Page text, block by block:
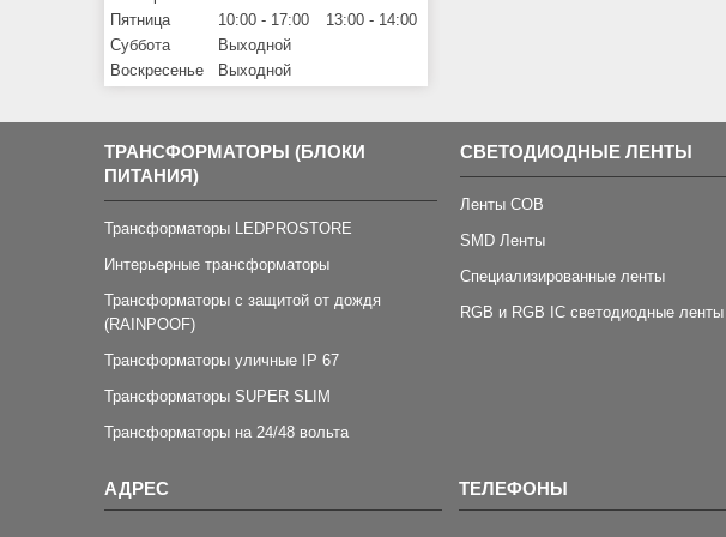
Пятница
10:00 17:00 13:00
14:00
Суббота
Выходной
Воскресенье
Выходной
ТРАНСФОРМАТОРЫ (БЛОКИ
ПИТАНИЯ)
Трансформаторы LEDPROSTORE
Интерьерные трансформаторы
Трансформаторы с защитой от дождя
(RAINPOOF)
Трансформаторы уличные IP 67
Трансформаторы SUPER SLIM
Трансформаторы на 24/48 вольта
СВЕТОДИОДНЫЕ ЛЕНТЫ
Ленты COB
SMD Ленты
Специализированные ленты
RGB и RGB IC светодиодные ленты